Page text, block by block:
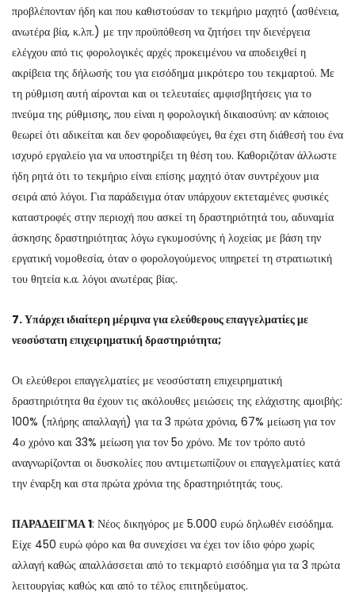
προβλέπονταν ήδη και που καθιστούσαν το τεκμήριο μαχητό (ασθένεια,
ανωτέρα βία, κ.λπ.) με την προϋπόθεση να ζητήσει την διενέργεια
ελέγχου από τις φορολογικές αρχές προκειμένου να αποδειχθεί η
ακρίβεια της δήλωσής του για εισόδημα μικρότερο του τεκμαρτού. Με
τη ρύθμιση αυτή αίρονται και οι τελευταίες αμφισβητήσεις για το
πνεύμα της ρύθμισης, που είναι η φορολογική δικαιοσύνη: αν κάποιος
θεωρεί ότι αδικείται και δεν φοροδιαφεύγει, θα έχει στη διάθεσή του ένα
ισχυρό εργαλείο για να υποστηρίξει τη θέση του. Καθοριζόταν άλλωστε
ήδη ρητά ότι το τεκμήριο είναι επίσης μαχητό όταν συντρέχουν μια
σειρά από λόγοι. Για παράδειγμα όταν υπάρχουν εκτεταμένες φυσικές
καταστροφές στην περιοχή που ασκεί τη δραστηριότητά του, αδυναμία
άσκησης δραστηριότητας λόγω εγκυμοσύνης ή λοχείας με βάση την
εργατική νομοθεσία, όταν ο φορολογούμενος υπηρετεί τη στρατιωτική
του θητεία κ.α. λόγοι ανωτέρας βίας.
7. Υπάρχει ιδιαίτερη μέριμνα για ελεύθερους επαγγελματίες με
νεοσύστατη επιχειρηματική δραστηριότητα;
Οι ελεύθεροι επαγγελματίες με νεοσύστατη επιχειρηματική
δραστηριότητα θα έχουν τις ακόλουθες μειώσεις της ελάχιστης αμοιβής:
100% (πλήρης απαλλαγή) για τα 3 πρώτα χρόνια, 67% μείωση για τον
4ο χρόνο και 33% μείωση για τον 5ο χρόνο. Με τον τρόπο αυτό
αναγνωρίζονται οι δυσκολίες που αντιμετωπίζουν οι επαγγελματίες κατά
την έναρξη και στα πρώτα χρόνια της δραστηριότητάς τους.
ΠΑΡΑΔΕΙΓΜΑ 1: Νέος δικηγόρος με 5.000 ευρώ δηλωθέν εισόδημα.
Είχε 450 ευρώ φόρο και θα συνεχίσει να έχει τον ίδιο φόρο χωρίς
αλλαγή καθώς απαλλάσσεται από το τεκμαρτό εισόδημα για τα 3 πρώτα
λειτουργίας καθώς και από το τέλος επιτηδεύματος.